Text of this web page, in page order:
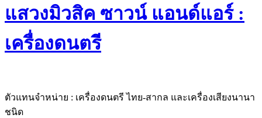
แสวงมิวสิค ซาวน์ แอนด์แอร์ :
เครื่องดนตรี
ตัวแทนจำหน่าย : เครื่องดนตรี ไทย-สากล และเครื่องเสียงนานา
ชนิด